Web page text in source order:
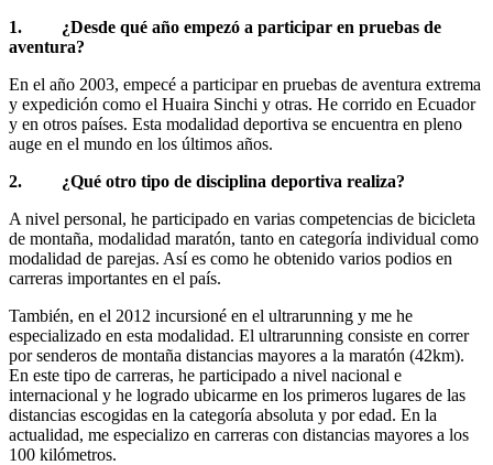
1. ¿Desde qué año empezó a participar en pruebas de
aventura?
En el año 2003, empecé a participar en pruebas de aventura extrema
y expedición como el Huaira Sinchi y otras. He corrido en Ecuador
y en otros países. Esta modalidad deportiva se encuentra en pleno
auge en el mundo en los últimos años.
2. ¿Qué otro tipo de disciplina deportiva realiza?
A nivel personal, he participado en varias competencias de bicicleta
de montaña, modalidad maratón, tanto en categoría individual como
modalidad de parejas. Así es como he obtenido varios podios en
carreras importantes en el país.
También, en el 2012 incursioné en el ultrarunning y me he
especializado en esta modalidad. El ultrarunning consiste en correr
por senderos de montaña distancias mayores a la maratón (42km).
En este tipo de carreras, he participado a nivel nacional e
internacional y he logrado ubicarme en los primeros lugares de las
distancias escogidas en la categoría absoluta y por edad. En la
actualidad, me especializo en carreras con distancias mayores a los
100 kilómetros.